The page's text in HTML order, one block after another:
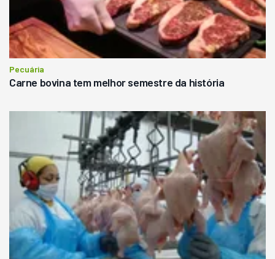
Pecuária
Carne bovina tem melhor semestre da história